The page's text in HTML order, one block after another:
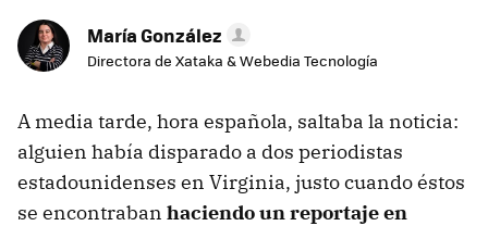
María González
Directora de Xataka & Webedia Tecnología
A media tarde, hora española, saltaba la noticia:
alguien había disparado a dos periodistas
estadounidenses en Virginia, justo cuando éstos
se encontraban haciendo un reportaje en